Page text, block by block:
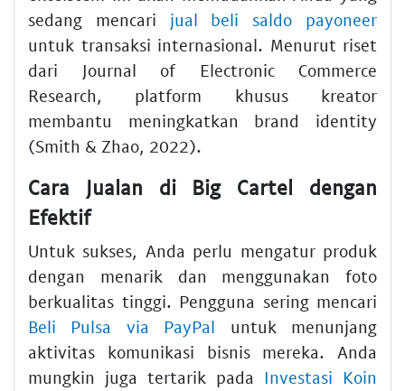
sedang mencari jual beli saldo payoneer
untuk transaksi internasional. Menurut riset
dari Journal of Electronic Commerce
Research, platform khusus kreator
membantu meningkatkan brand identity
(Smith & Zhao, 2022).
Cara Jualan di Big Cartel dengan
Efektif
Untuk sukses, Anda perlu mengatur produk
dengan menarik dan menggunakan foto
berkualitas tinggi. Pengguna sering mencari
Beli Pulsa via PayPal untuk menunjang
aktivitas komunikasi bisnis mereka. Anda
mungkin juga tertarik pada Investasi Koin